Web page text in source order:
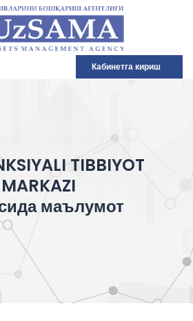
Кабинетга кириш
TIBBIYOT
MARKAZI
маълумот